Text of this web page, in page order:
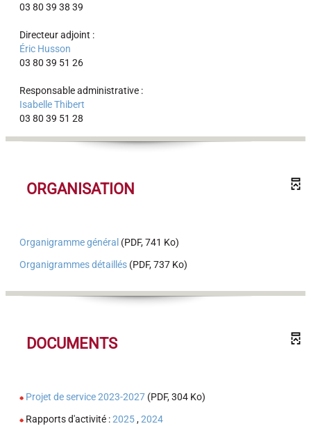
03 80 39 38 39
Directeur adjoint :
Éric Husson
03 80 39 51 26
Responsable administrative :
Isabelle Thibert
03 80 39 51 28
ORGANISATION
Organigramme général (PDF, 741 Ko)
Organigrammes détaillés (PDF, 737 Ko)
DOCUMENTS
Projet de service 2023-2027 (PDF, 304 Ko)
Rapports d'activité :2025,2024